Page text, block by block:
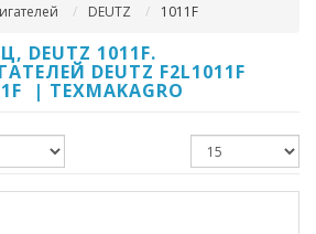
DEUTZ 1011F
1011F.
DEUTZ F2L1011F
| TEXMAKAGRO